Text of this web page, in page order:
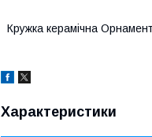
Кружка керамічна
Характеристики